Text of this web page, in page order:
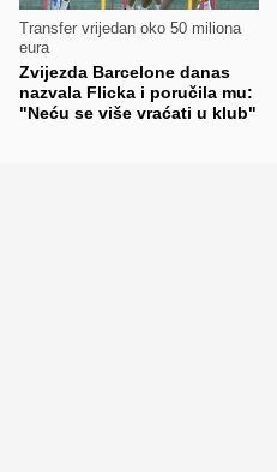
Transfer vrijedan oko 50 miliona
eura
Zvijezda Barcelone danas
nazvala Flicka i poručila mu:
"Neću se više vraćati u klub"